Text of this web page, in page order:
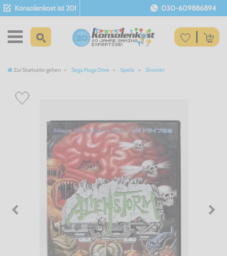
Konsolenkost ist 20! 030-609886894
Zur Startseite gehen Sega Mega Drive Spiele Shooter